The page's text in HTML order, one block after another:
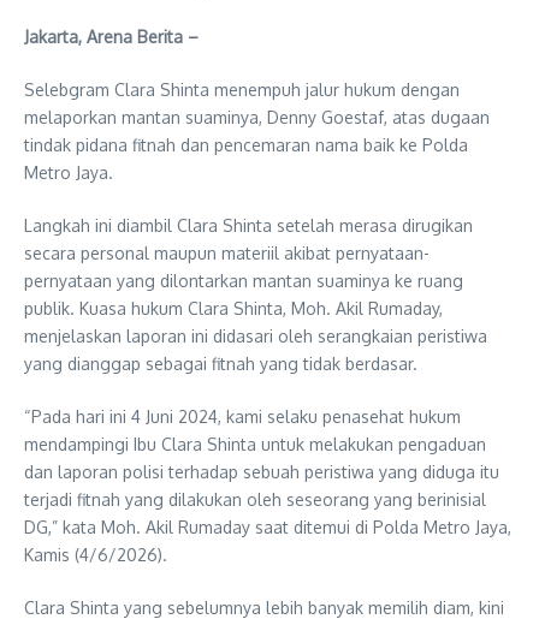
Jakarta, Arena Berita –
Selebgram Clara Shinta menempuh jalur hukum dengan
melaporkan mantan suaminya, Denny Goestaf, atas dugaan
tindak pidana fitnah dan pencemaran nama baik ke Polda
Metro Jaya.
Langkah ini diambil Clara Shinta setelah merasa dirugikan
secara personal maupun materiil akibat pernyataan-
pernyataan yang dilontarkan mantan suaminya ke ruang
publik. Kuasa hukum Clara Shinta, Moh. Akil Rumaday,
menjelaskan laporan ini didasari oleh serangkaian peristiwa
yang dianggap sebagai fitnah yang tidak berdasar.
“Pada hari ini 4 Juni 2024, kami selaku penasehat hukum
mendampingi Ibu Clara Shinta untuk melakukan pengaduan
dan laporan polisi terhadap sebuah peristiwa yang diduga itu
terjadi fitnah yang dilakukan oleh seseorang yang berinisial
DG,” kata Moh. Akil Rumaday saat ditemui di Polda Metro Jaya,
Kamis (4/6/2026).
Clara Shinta yang sebelumnya lebih banyak memilih diam, kini